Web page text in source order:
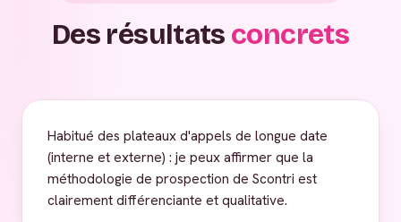
Des résultats concrets
Habitué des plateaux d'appels de longue date
(interne et externe) : je peux affirmer que la
méthodologie de prospection de Scontri est
clairement différenciante et qualitative.